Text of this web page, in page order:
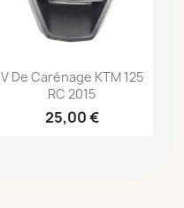
V De Carénage KTM 125
RC 2015
25,00 €